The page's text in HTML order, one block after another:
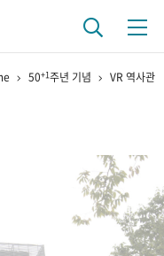
50+1주년 기념 VR 역사관